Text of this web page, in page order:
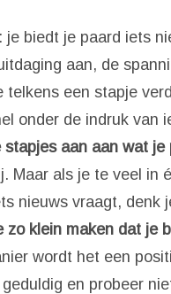
biedt je paard iets
aan, de
een stapje
onder de indruk van
stapjes aan aan wat je
Maar als je te veel in
nieuws vraagt, denk
zo klein maken dat je
wordt het een
en probeer